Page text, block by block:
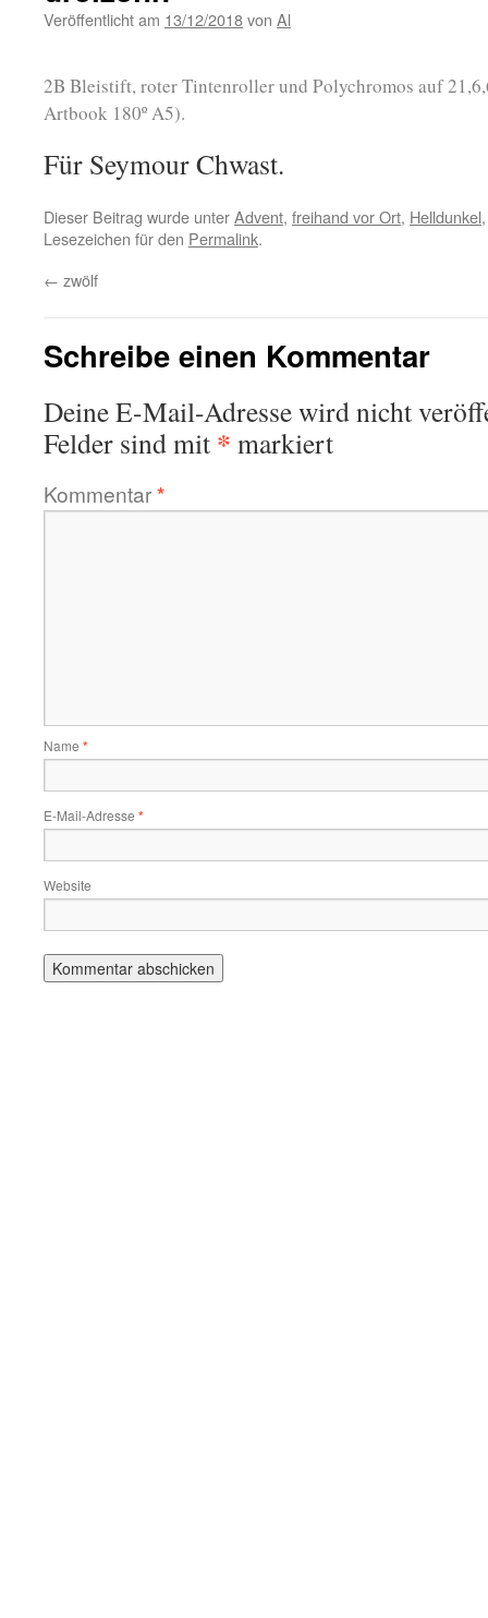
Veröffentlicht am 13/12/2018von Al
2B Bleistift, roter Tintenroller und Polychromos auf
Artbook 180º A5).
Für Seymour Chwast.
Dieser Beitrag wurde unterAdvent, freihand vor Ort, Helldunkel
Lesezeichen für den Permalink.
← zwölf
Schreibe einen Kommentar
Deine E-Mail-Adresse wird nicht
Felder sind mit * markiert
Kommentar*
Name *
E-Mail-Adresse *
Website